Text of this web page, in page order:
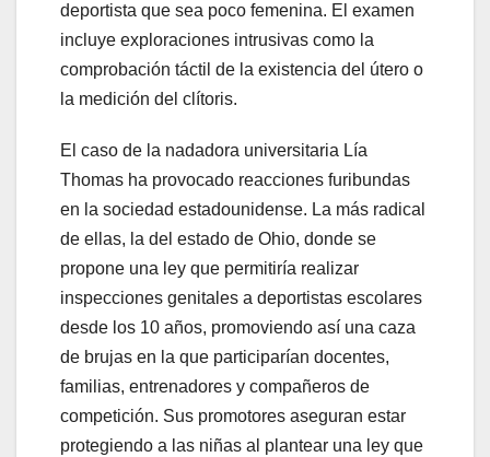
deportista que sea poco femenina. El examen
incluye exploraciones intrusivas como la
comprobación táctil de la existencia del útero o
la medición del clítoris.
El caso de la nadadora universitaria Lía
Thomas ha provocado reacciones furibundas
en la sociedad estadounidense. La más radical
de ellas, la del estado de Ohio, donde se
propone una ley que permitiría realizar
inspecciones genitales a deportistas escolares
desde los 10 años, promoviendo así una caza
de brujas en la que participarían docentes,
familias, entrenadores y compañeros de
competición. Sus promotores aseguran estar
protegiendo a las niñas al plantear una ley que